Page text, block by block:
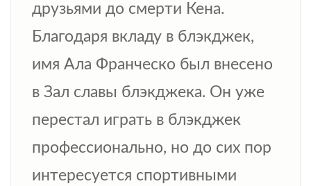
друзьями до смерти Кена.
Благодаря вкладу в блэкджек,
имя Ала Франческо был внесено
в Зал славы блэкджека. Он уже
перестал играть в блэкджек
профессионально, но до сих пор
интересуется спортивными